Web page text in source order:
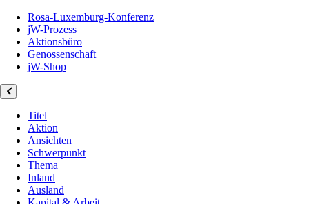
Rosa-Luxemburg-Konferenz
jW-Prozess
Aktionsbüro
Genossenschaft
jW-Shop
Titel
Aktion
Ansichten
Schwerpunkt
Thema
Inland
Ausland